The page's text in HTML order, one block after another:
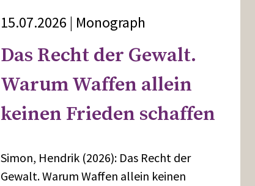
15.07.2026 | Monograph
Das Recht der Gewalt.
Warum Waffen allein
keinen Frieden schaffen
Simon, Hendrik (2026): Das Recht der
Gewalt. Warum Waffen allein keinen